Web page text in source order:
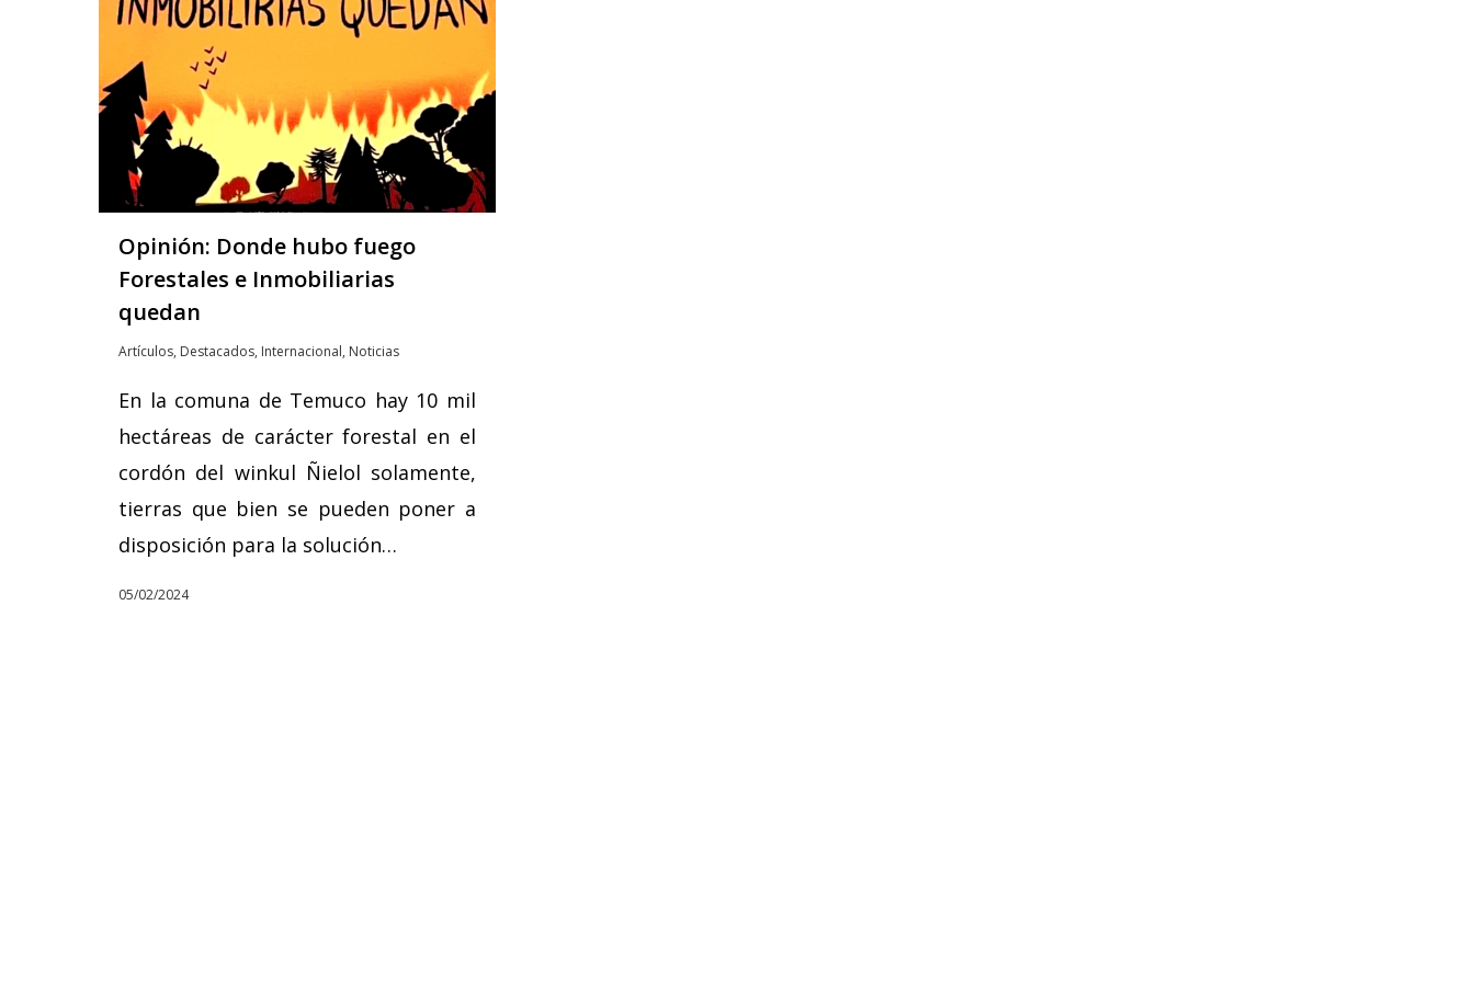
Opinión: Donde hubo fuego
Forestales e Inmobiliarias
quedan
Artículos, Destacados, Internacional, Noticias
En la comuna de Temuco hay 10 mil
hectáreas de carácter forestal en el
cordón del winkul Ñielol solamente,
tierras que bien se pueden poner a
disposición para la solución…
05/02/2024